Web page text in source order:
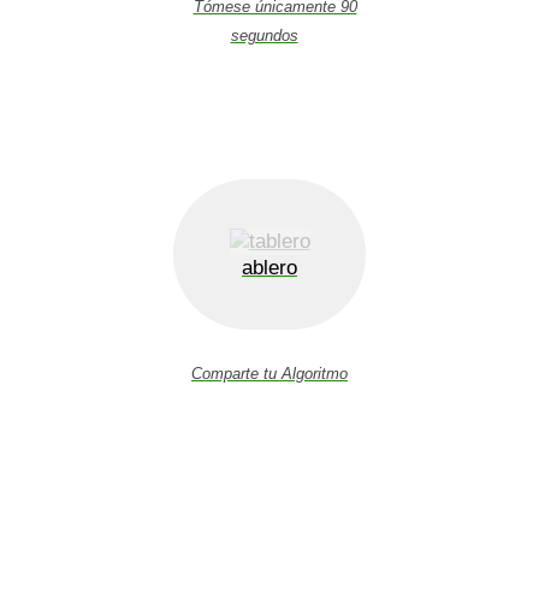
Tómese únicamente 90
segundos
ablero
Comparte tu Algoritmo